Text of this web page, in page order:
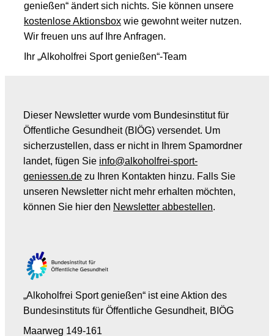
genießen“ ändert sich nichts. Sie können unsere
kostenlose Aktionsbox wie gewohnt weiter nutzen.
Wir freuen uns auf Ihre Anfragen.
Ihr „Alkoholfrei Sport genießen“-Team
Dieser Newsletter wurde vom Bundesinstitut für
Öffentliche Gesundheit (BIÖG) versendet. Um
sicherzustellen, dass er nicht in Ihrem Spamordner
landet, fügen Sie info@alkoholfrei-sport-
geniessen.de zu Ihren Kontakten hinzu. Falls Sie
unseren Newsletter nicht mehr erhalten möchten,
können Sie hier den Newsletter abbestellen.
„Alkoholfrei Sport genießen“ ist eine Aktion des
Bundesinstituts für Öffentliche Gesundheit, BIÖG
Maarweg 149-161